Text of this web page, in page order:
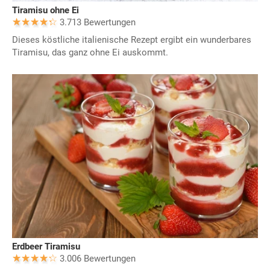
Tiramisu ohne Ei
3.713 Bewertungen
Dieses köstliche italienische Rezept ergibt ein wunderbares
Tiramisu, das ganz ohne Ei auskommt.
Erdbeer Tiramisu
3.006 Bewertungen